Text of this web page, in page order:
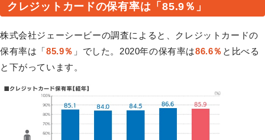
クレジットカードの保有率は「85.9％」
株式会社ジェーシービーの調査によると、クレジットカードの
保有率は「85.9％ 」でした。2020年の保有率は86.6％ と比べる
と下がっています。